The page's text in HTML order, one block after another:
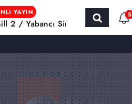
YAYIN
2 / Yabancı Sinema
5